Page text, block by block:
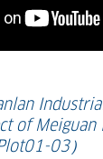
of Meiguan
03）